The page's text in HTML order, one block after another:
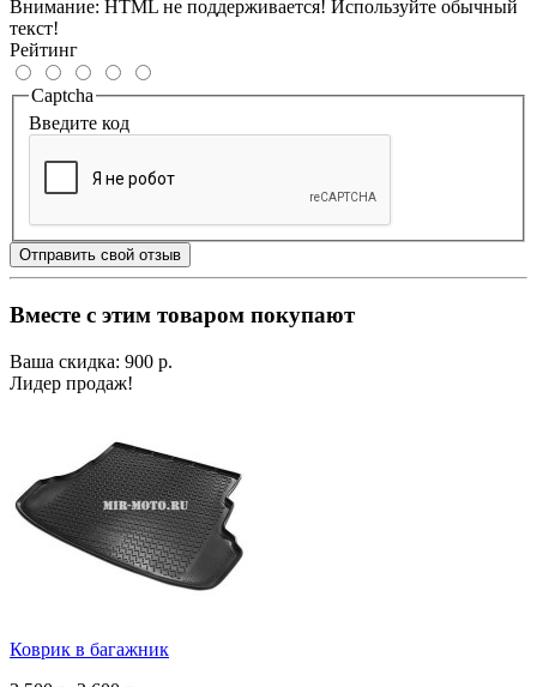
Внимание: HTML не поддерживается! Используйте обычный
текст!
Рейтинг
Captcha
Введите код
Отправить свой отзыв
Вместе с этим товаром покупают
Ваша скидка: 900 р.
Лидер продаж!
Коврик в багажник